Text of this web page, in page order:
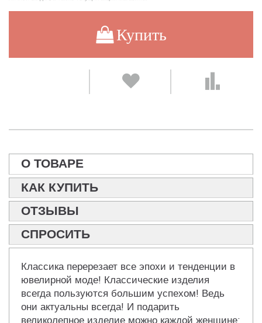
Купить
О ТОВАРЕ
КАК КУПИТЬ
ОТЗЫВЫ
СПРОСИТЬ
Классика перерезает все эпохи и тенденции в
ювелирной моде! Классические изделия
всегда пользуются большим успехом! Ведь
они актуальны всегда! И подарить
великолепное изделие можно каждой женщине: